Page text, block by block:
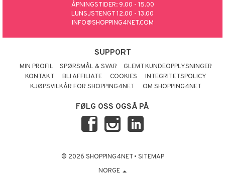
ÅPNINGSTIDER: 9.00 - 15.00
LUNSJSTENGT 12.00 - 13.00
INFO@SHOPPING4NET.COM
SUPPORT
MIN PROFIL SPØRSMÅL & SVAR
GLEMT KUNDEOPPLYSNINGER
KONTAKT
BLI AFFILIATE COOKIES
INTEGRITETSPOLICY
KJØPSVILKÅR FOR SHOPPING4NET
OM SHOPPING4NET
FØLG OSS OGSÅ PÅ
© 2026 SHOPPING4NET • SITEMAP
NORGE